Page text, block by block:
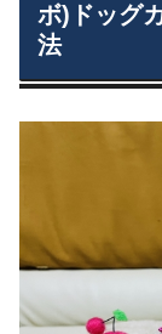
ボ)ドッグ
法